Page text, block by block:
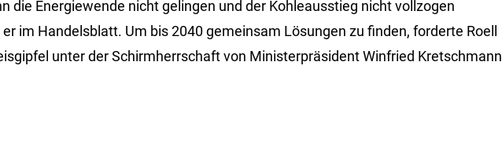
die Energiewende nicht gelingen und der Kohleausstieg nicht vollzogen
er im Handelsblatt. Um bis 2040 gemeinsam Lösungen zu finden, forderte Roell
unter der Schirmherrschaft von Ministerpräsident Winfried Kretschmann